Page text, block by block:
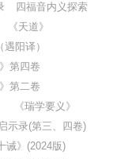
四福音内义探索
《天道》
阳译）
第四卷
第二卷
《瑞学要义》
示录(第三、四卷)
诫》(2024版)